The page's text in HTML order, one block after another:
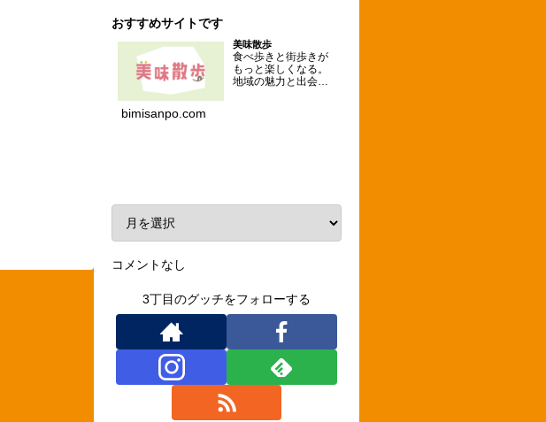
おすすめサイトです
美味散歩
食べ歩きと街歩きが
もっと楽しくなる。
地域の魅力と出会え
bimisanpo.com
コメントなし
3丁目のグッチをフォローする